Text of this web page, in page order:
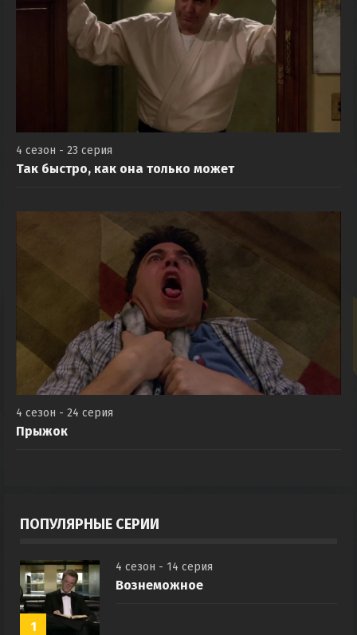
4 сезон - 23 серия
Так быстро, как она только может
4 сезон - 24 серия
Прыжок
ПОПУЛЯРНЫЕ СЕРИИ
1
4 сезон - 14 серия
Вознеможное